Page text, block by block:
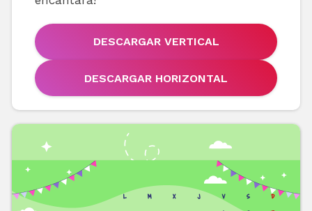
DESCARGAR VERTICAL
DESCARGAR HORIZONTAL